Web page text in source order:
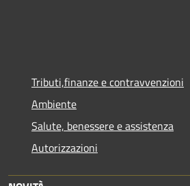
Tributi,finanze e contravvenzioni
Ambiente
Salute, benessere e assistenza
Autorizzazioni